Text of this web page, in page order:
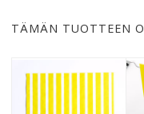
TÄMÄN TUOTTEEN